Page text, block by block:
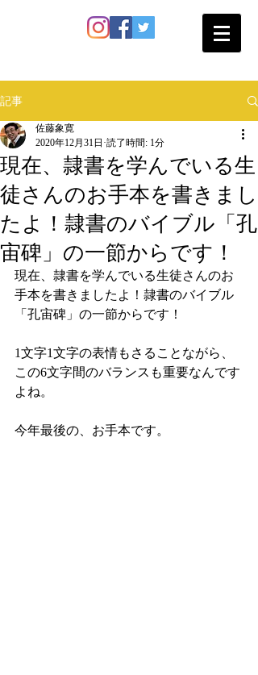
記事
現在、隷書を学んでいる生
徒さんのお手本を書きまし
たよ！隷書のバイブル「孔
宙碑」の一節からです！
佐藤象寛
2020年12月31日 読了時間: 1分
現在、隷書を学んでいる生徒さんのお
手本を書きましたよ！隷書のバイブル
「孔宙碑」の一節からです！
1文字1文字の表情もさることながら、
この6文字間のバランスも重要なんです
よね。
今年最後の、お手本です。